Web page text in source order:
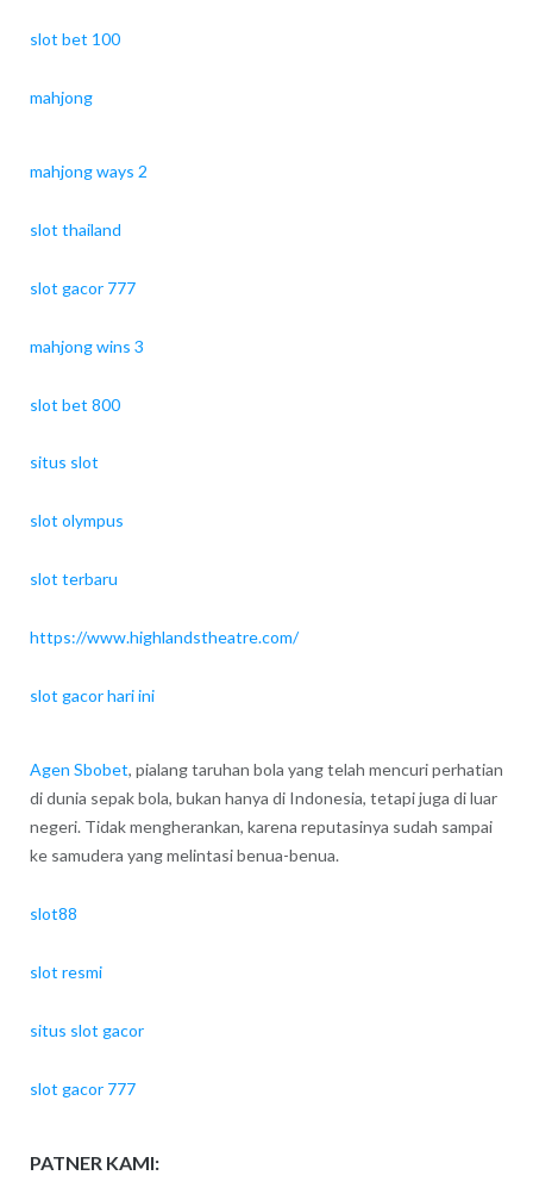
slot bet 100
mahjong
mahjong ways 2
slot thailand
slot gacor 777
mahjong wins 3
slot bet 800
situs slot
slot olympus
slot terbaru
https://www.highlandstheatre.com/
slot gacor hari ini
Agen Sbobet, pialang taruhan bola yang telah mencuri perhatian
di dunia sepak bola, bukan hanya di Indonesia, tetapi juga di luar
negeri. Tidak mengherankan, karena reputasinya sudah sampai
ke samudera yang melintasi benua-benua.
slot88
slot resmi
situs slot gacor
slot gacor 777
PATNER KAMI: